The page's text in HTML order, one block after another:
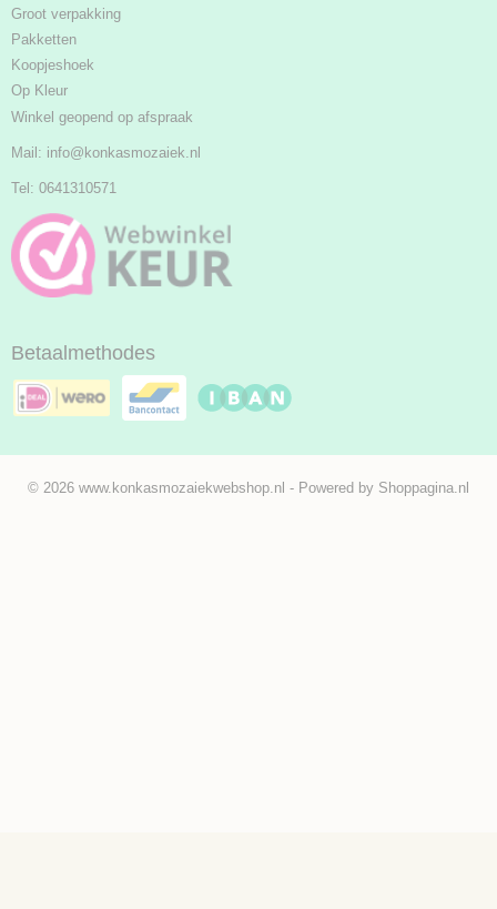
Groot verpakking
Pakketten
Koopjeshoek
Op Kleur
Winkel geopend op afspraak
Mail: info@konkasmozaiek.nl
Tel: 0641310571
Betaalmethodes
© 2026 www.konkasmozaiekwebshop.nl - Powered by Shoppagina.nl